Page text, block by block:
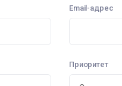
Email-адрес
Приоритет